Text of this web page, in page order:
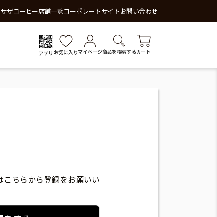
ザコーヒー店舗一覧コーポレートサイトお問い合わせ
アプリ お気に入り マイページ商品を検索するカート
ちらから登録をお願いい